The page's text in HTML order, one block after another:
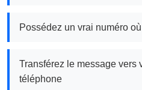
Possédez un vrai numéro
Transférez le message vers
téléphone